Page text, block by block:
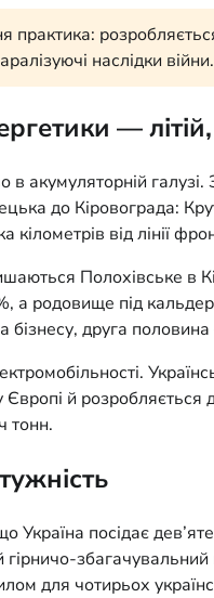
наслідки
—
в акумуляторній
до Кіровограда:
кілометрів від лінії
Полохівське в
а родовище під
друга
й розробляється
тонн.
Україна посідає
гірничо-
для чотирьох